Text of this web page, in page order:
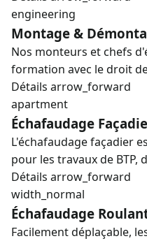
engineering
Montage &
Nos monteurs et chefs
formation avec le droit
Détails arrow_forward
apartment
Échafaudage
L'échafaudage façadier
pour les travaux de BTP,
Détails arrow_forward
width_normal
Échafaudage
Facilement déplaçable,